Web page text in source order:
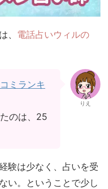
、 電話占いウィルの
ミランキ
のは、25
りえ
験は少なく、占いを受
い。ということで少し